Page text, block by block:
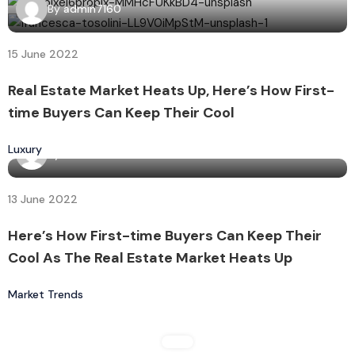
Byadmin7160
15 June 2022
Real Estate Market Heats Up, Here’s How First-
time Buyers Can Keep Their Cool
Luxury
13 June 2022
Here’s How First-time Buyers Can Keep Their
Cool As The Real Estate Market Heats Up
Market Trends